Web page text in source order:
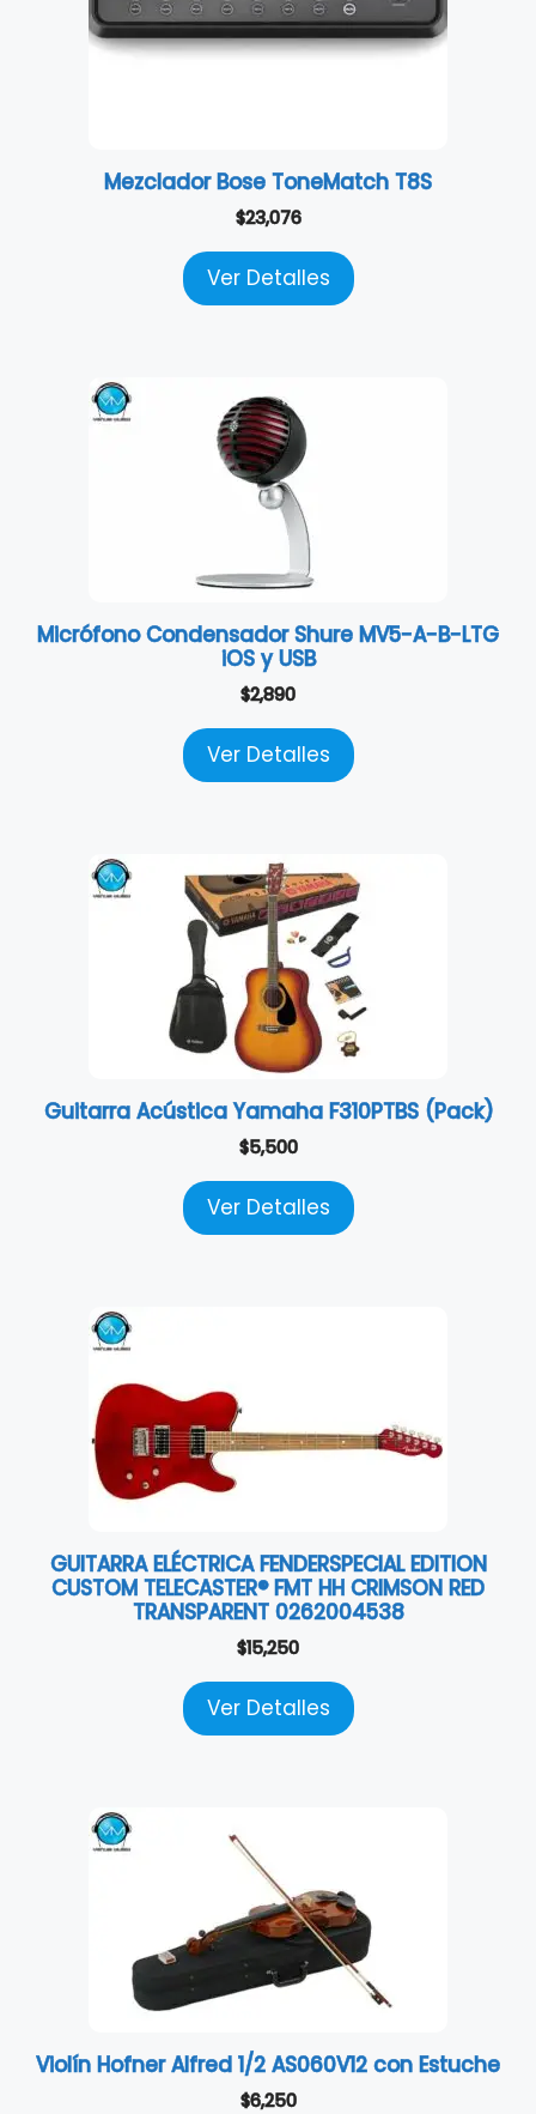
Mezclador Bose ToneMatch T8S
$23,076
Ver Detalles
Micrófono Condensador Shure MV5-A-B-LTG
iOS y USB
$2,890
Ver Detalles
Guitarra Acústica Yamaha F310PTBS (Pack)
$5,500
Ver Detalles
GUITARRA ELÉCTRICA FENDERSPECIAL EDITION
CUSTOM TELECASTER® FMT HH CRIMSON RED
TRANSPARENT 0262004538
$15,250
Ver Detalles
Violín Hofner Alfred 1/2 AS060V12 con Estuche
$6,250